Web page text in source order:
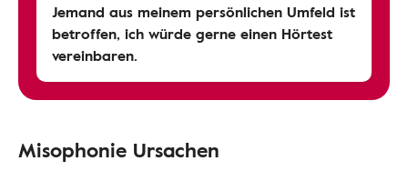
Jemand aus meinem persönlichen Umfeld ist
betroffen, ich würde gerne einen Hörtest
vereinbaren.
Misophonie Ursachen